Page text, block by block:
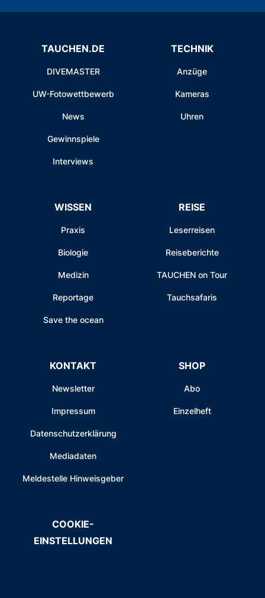
TAUCHEN.DE
DIVEMASTER
UW-Fotowettbewerb
News
Gewinnspiele
Interviews
TECHNIK
Anzüge
Kameras
Uhren
WISSEN
Praxis
Biologie
Medizin
Reportage
Save the ocean
REISE
Leserreisen
Reiseberichte
TAUCHEN on Tour
Tauchsafaris
KONTAKT
Newsletter
Impressum
Datenschutzerklärung
Mediadaten
Meldestelle Hinweisgeber
SHOP
Abo
Einzelheft
COOKIE-
EINSTELLUNGEN